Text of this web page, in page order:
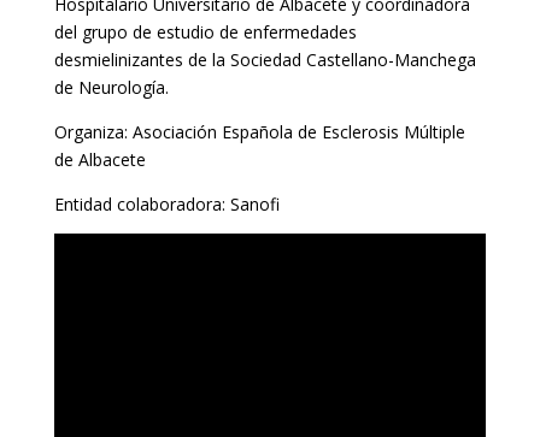
del grupo de estudio de enfermedades
desmielinizantes de la Sociedad Castellano-Manchega
de Neurología.
Organiza: Asociación Española de Esclerosis Múltiple
de Albacete
Entidad colaboradora: Sanofi